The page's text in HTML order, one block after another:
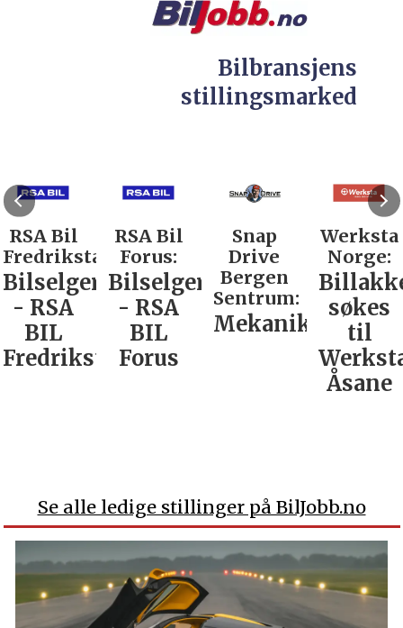
Bilbransjens
stillingsmarked
RSA Bil
Fredrikstad:
Bilselger
- RSA
BIL
Fredrikstad
RSA Bil
Forus:
Bilselger
- RSA
BIL
Forus
Snap
Drive
Bergen
Sentrum:
Mekaniker
Werksta
Norge:
søkes
til
Åsane
Se alle ledige stillinger på BilJobb.no